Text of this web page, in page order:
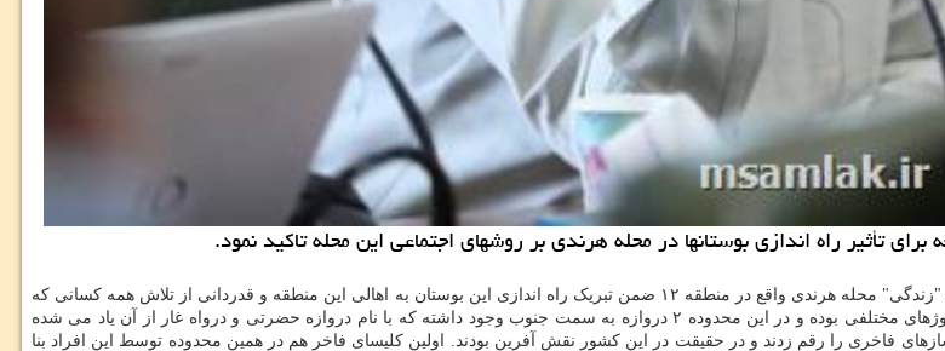
تأثیر راه اندازی بوستانها در محله هرندی بر روشهای اجتماعی این محله تاكید نمود.
به گزارش مرکز املاک به نقل از ایسنا، احمد مسجد جامعی در مراسم بهره برداری از بوستان "زندگی" محله هرندی واقع در منطقه ۱۲ ضمن تبریک راه اندازی این بوستان به اهالی این منطقه و قدردانی از تلاش همه کسانی که
در راه اندازی این بوستان اقدام نمودند، اضافه کرد: این محله از اوایل انقلاب شاهد اجرای پروژهای مختلفی بوده و در این محدوده ۲ دروازه به سمت جنوب وجود داشته که با نام دروازه حضرتی و درواه غار از آن یاد می شده
فاخری را رقم زدند و در حقیقت در این کشور نقش آفرین بودند. اولین کلیسای فاخر هم در همین محدوده توسط این افراد بنا